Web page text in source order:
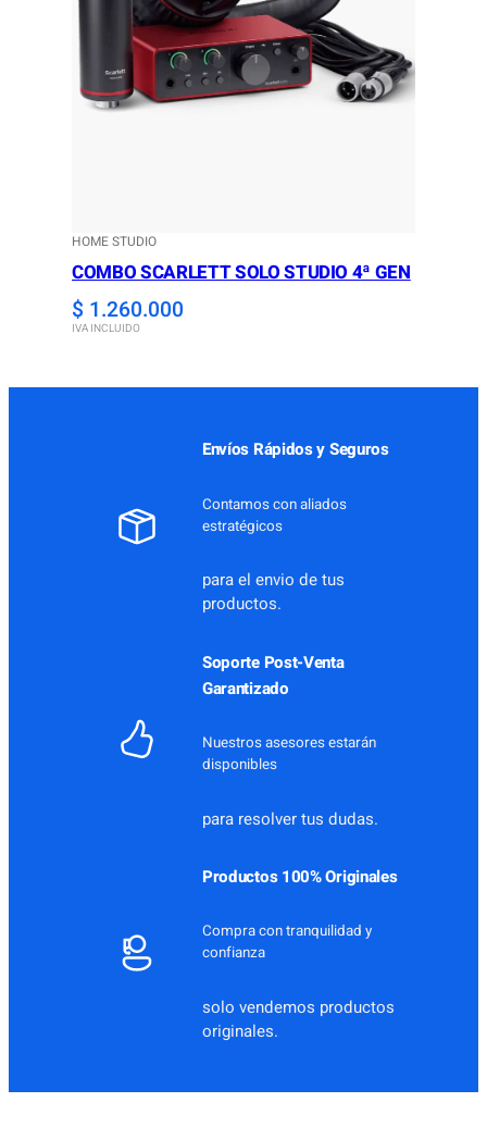
HOME STUDIO
COMBO SCARLETT SOLO STUDIO 4ª GEN
$ 1.260.000
IVA INCLUIDO
Envíos Rápidos y Seguros
Contamos con aliados
estratégicos
para el envio de tus
productos.
Soporte Post-Venta
Garantizado
Nuestros asesores estarán
disponibles
para resolver tus dudas.
Productos 100% Originales
Compra con tranquilidad y
confianza
solo vendemos productos
originales.